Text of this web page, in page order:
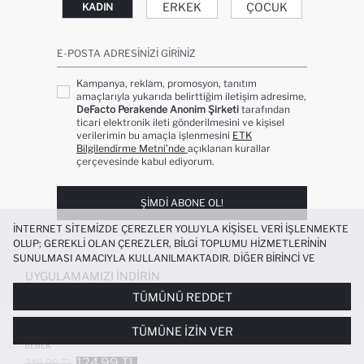
%100 PAMUK REGULAR FIT DINOZOR
BASKILI KISA KOLLU TIŞÖRT ERKEK
BEBEK
KADIN ERKEK ÇOCUK
E-POSTA ADRESINIZI GIRINIZ
Kampanya, reklam, promosyon, tanıtım
amaçlarıyla yukarıda belirttiğim iletişim adresime,
DeFacto Perakende Anonim Şirketi tarafından
ticari elektronik ileti gönderilmesini ve kişisel
verilerimin bu amaçla işlenmesini ETK
Bilgilendirme Metni’nde açıklanan kurallar
çerçevesinde kabul ediyorum.
ŞIMDI ABONE OL!
UYGULAMAMIZI İNDIRIN
İNTERNET SITEMIZDE ÇEREZLER YOLUYLA KIŞISEL VERI IŞLENMEKTE
OLUP; GEREKLI OLAN ÇEREZLER, BILGI TOPLUMU HIZMETLERININ
SUNULMASI AMACIYLA KULLANILMAKTADIR. DIĞER BIRINCI VE
ÜÇÜNCÜ TARAF ÇEREZLER ISE SIZE DAHA IYI BIR ALIŞVERIŞ
DENEYIMI SUNULABILMESI, SITEMIZIN DAHA IŞLEVSEL KILINMASI VE
KIŞISELLEŞTIRMESI VE AÇIK RIZA VERMENIZ HALINDE, SIZLERE
YÖNELIK PAZARLAMA FAALIYETLERININ YAPILMASI AMAÇLARIYLA
SINIRLI OLARAK KULLANILACAKTIR. ÇEREZLERE DAIR TERCIHLERINIZI
ÇEREZ TERCIHLERIPANELI ARACILIĞIYLA HER ZAMAN YÖNETEBILIR,
ÇEREZLERLE ILGILI DAHA DETAYLI BILGIYE
TÜMÜNÜ REDDET
TÜMÜNE İZIN VER